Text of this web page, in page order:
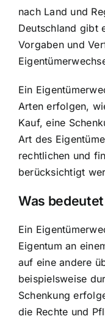
nach Land und
Deutschland gibt
Vorgaben und
Ein
Arten erfolgen,
Kauf, eine
Art des
rechtlichen und
berücksichtigt
Was
Ein
Eigentum an
auf eine andere
beispielsweise
Schenkung
die Rechte und